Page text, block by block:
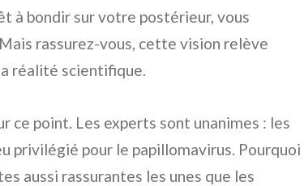
à bondir sur votre postérieur, vous
rassurez-vous, cette vision relève
réalité scientifique.
ce point. Les experts sont unanimes : les
privilégié pour le papillomavirus. Pourquoi
aussi rassurantes les unes que les